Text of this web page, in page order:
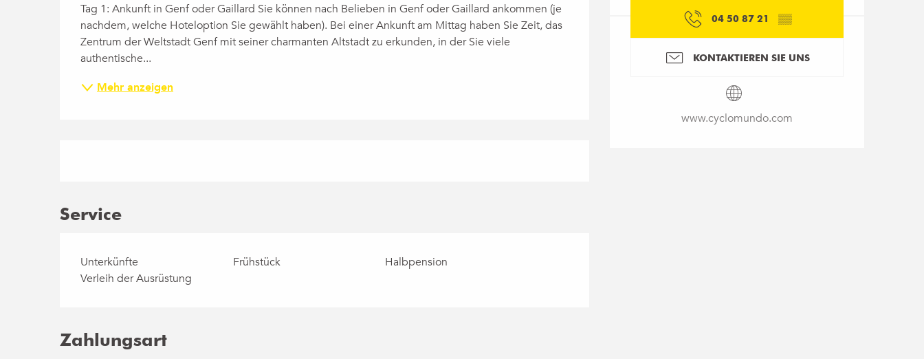
04 50 87 21 ▒▒
KONTAKTIEREN SIE UNS
www.cyclomundo.com
Tag 1: Ankunft in Genf oder Gaillard Sie können nach Belieben in Genf oder Gaillard ankommen (je
nachdem, welche Hoteloption Sie gewählt haben). Bei einer Ankunft am Mittag haben Sie Zeit, das
Zentrum der Weltstadt Genf mit seiner charmanten Altstadt zu erkunden, in der Sie viele
authentische...
Mehr anzeigen
Service
Unterkünfte Frühstück
Halbpension
Verleih der Ausrüstung
Zahlungsart